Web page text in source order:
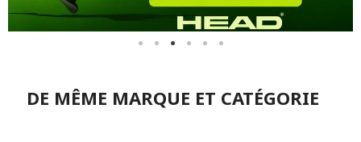
DE MÊME MARQUE ET CATÉGORIE